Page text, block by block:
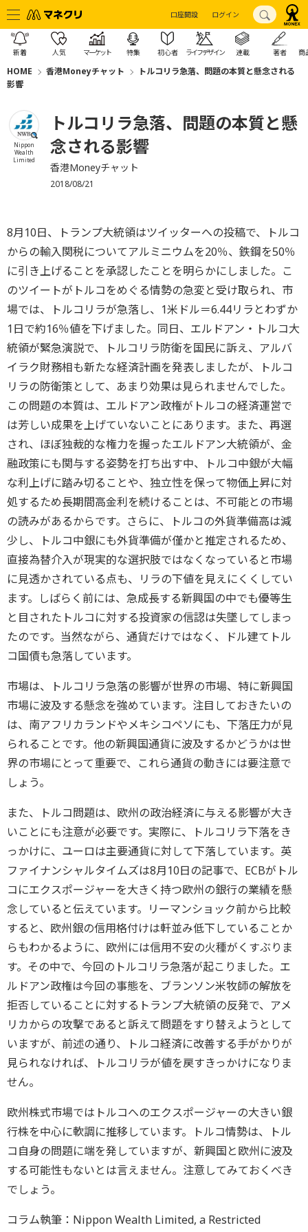
口座開設 ログイン
新着 人気 マーケット 特集 初心者 ライフデザイン 連載 著者 商
HOME 香港Moneyチャット
トルコリラ急落、問題の本質と懸念される
影響
Nippon
Wealth
Limited
トルコリラ急落、問題の本質と懸
念される影響
香港Moneyチャット
2018/08/21
8月10日、トランプ大統領はツイッターへの投稿で、トルコ
からの輸入関税についてアルミニウムを20％、鉄鋼を50％
に引き上げることを承認したことを明らかにしました。こ
のツイートがトルコをめぐる情勢の急変と受け取られ、市
場では、トルコリラが急落し、1米ドル＝6.44リラとわずか
1日で約16％値を下げました。同日、エルドアン・トルコ大
統領が緊急演説で、トルコリラ防衛を国民に訴え、アルバ
イラク財務相も新たな経済計画を発表しましたが、トルコ
リラの防衛策として、あまり効果は見られませんでした。
この問題の本質は、エルドアン政権がトルコの経済運営で
は芳しい成果を上げていないことにあります。また、再選
され、ほぼ独裁的な権力を握ったエルドアン大統領が、金
融政策にも関与する姿勢を打ち出す中、トルコ中銀が大幅
な利上げに踏み切ることや、独立性を保って物価上昇に対
処するため長期間高金利を続けることは、不可能との市場
の読みがあるからです。さらに、トルコの外貨準備高は減
少し、トルコ中銀にも外貨準備が僅かと推定されるため、
直接為替介入が現実的な選択肢ではなくなっていると市場
に見透かされている点も、リラの下値を見えにくくしてい
ます。しばらく前には、急成長する新興国の中でも優等生
と目されたトルコに対する投資家の信認は失墜してしまっ
たのです。当然ながら、通貨だけではなく、ドル建てトル
コ国債も急落しています。
市場は、トルコリラ急落の影響が世界の市場、特に新興国
市場に波及する懸念を強めています。注目しておきたいの
は、南アフリカランドやメキシコペソにも、下落圧力が見
られることです。他の新興国通貨に波及するかどうかは世
界の市場にとって重要で、これら通貨の動きには要注意で
しょう。
また、トルコ問題は、欧州の政治経済に与える影響が大き
いことにも注意が必要です。実際に、トルコリラ下落をき
っかけに、ユーロは主要通貨に対して下落しています。英
ファイナンシャルタイムズは8月10日の記事で、ECBがトル
コにエクスポージャーを大きく持つ欧州の銀行の業績を懸
念していると伝えています。リーマンショック前から比較
すると、欧州銀の信用格付けは軒並み低下していることか
らもわかるように、欧州には信用不安の火種がくすぶりま
す。その中で、今回のトルコリラ急落が起こりました。エ
ルドアン政権は今回の事態を、ブランソン米牧師の解放を
拒否していることに対するトランプ大統領の反発で、アメ
リカからの攻撃であると訴えて問題をすり替えようとして
いますが、前述の通り、トルコ経済に改善する手がかりが
見られなければ、トルコリラが値を戻すきっかけになりま
せん。
欧州株式市場ではトルコへのエクスポージャーの大きい銀
行株を中心に軟調に推移しています。トルコ情勢は、トル
コ自身の問題に端を発していますが、新興国と欧州に波及
する可能性もないとは言えません。注意してみておくべき
でしょう。
コラム執筆：Nippon Wealth Limited, a Restricted